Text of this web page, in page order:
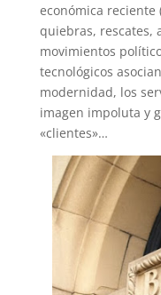
económica reciente
quiebras, rescates,
movimientos
tecnológicos
modernidad, los
imagen impoluta y
«clientes»…